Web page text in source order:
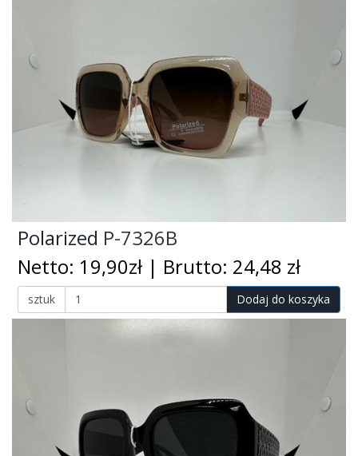
Polarized P-7326B
Netto: 19,90zł | Brutto: 24,48 zł
sztuk Dodaj do koszyka